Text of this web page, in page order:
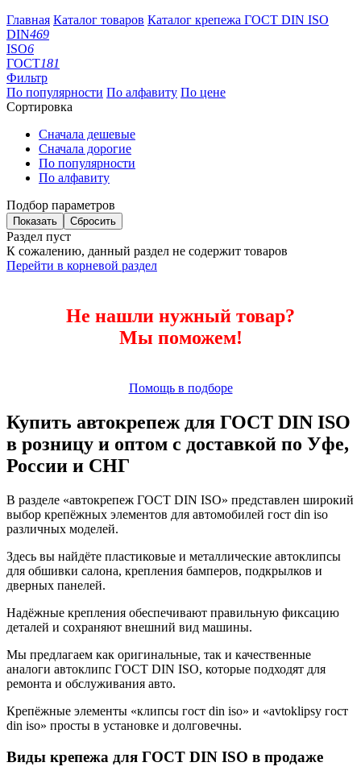
Главная Каталог товаров Каталог крепежа ГОСТ DIN ISO
DIN469
ISO6
ГОСТ181
Фильтр
По популярности По алфавиту По цене
Сортировка
Сначала дешевые
Сначала дорогие
По популярности
По алфавиту
Подбор параметров
Раздел пуст
К сожалению, данный раздел не содержит товаров
Перейти в корневой раздел
Не нашли нужный товар?
Мы поможем!
Помощь в подборе
Купить автокрепеж для ГОСТ DIN ISO
в розницу и оптом с доставкой по Уфе,
России и СНГ
В разделе «автокрепеж ГОСТ DIN ISO» представлен широкий
выбор крепёжных элементов для автомобилей гост din iso
различных моделей.
Здесь вы найдёте пластиковые и металлические автоклипсы
для обшивки салона, крепления бамперов, подкрылков и
дверных панелей.
Надёжные крепления обеспечивают правильную фиксацию
деталей и сохраняют внешний вид машины.
Мы предлагаем как оригинальные, так и качественные
аналоги автоклипс ГОСТ DIN ISO, которые подходят для
ремонта и обслуживания авто.
Крепёжные элементы «клипсы гост din iso» и «avtoklipsy гост
din iso» просты в установке и долговечны.
Виды крепежа для ГОСТ DIN ISO в продаже